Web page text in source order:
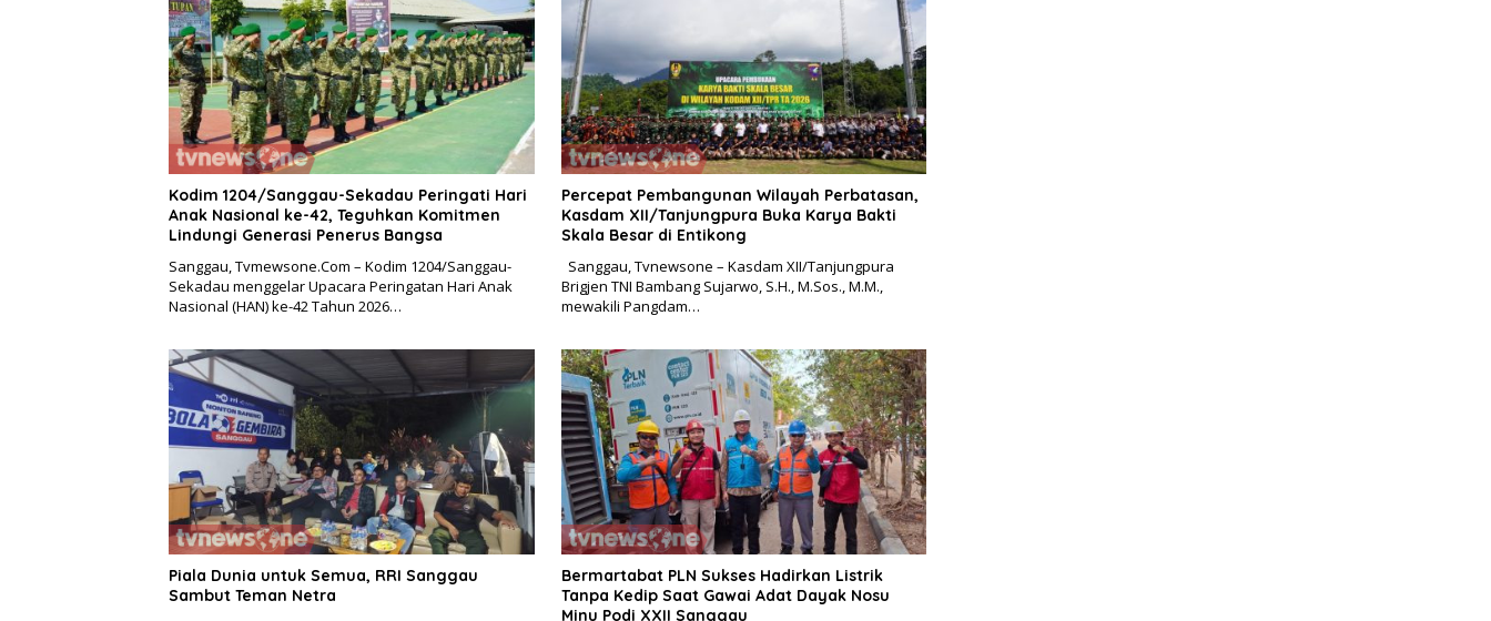
Kodim 1204/Sanggau-Sekadau Peringati Hari
Anak Nasional ke-42, Teguhkan Komitmen
Lindungi Generasi Penerus Bangsa
Sanggau, Tvmewsone.Com – Kodim 1204/Sanggau-
Sekadau menggelar Upacara Peringatan Hari Anak
Nasional (HAN) ke-42 Tahun 2026…
Percepat Pembangunan Wilayah Perbatasan,
Kasdam XII/Tanjungpura Buka Karya Bakti
Skala Besar di Entikong
Sanggau, Tvnewsone – Kasdam XII/Tanjungpura
Brigjen TNI Bambang Sujarwo, S.H., M.Sos., M.M.,
mewakili Pangdam…
Piala Dunia untuk Semua, RRI Sanggau
Sambut Teman Netra
Bermartabat PLN Sukses Hadirkan Listrik
Tanpa Kedip Saat Gawai Adat Dayak Nosu
Minu Podi XXII Sanggau